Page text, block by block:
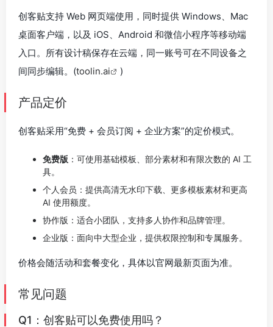
创客贴支持 Web 网页端使用，同时提供 Windows、Mac
桌面客户端，以及 iOS、Android 和微信小程序等移动端
入口。所有设计稿保存在云端，同一账号可在不同设备之
间同步编辑。(toolin.ai )
产品定价
创客贴采用“免费 + 会员订阅 + 企业方案”的定价模式。
免费版 ：可使用基础模板、部分素材和有限次数的 AI 工
具。
个人会员：提供高清无水印下载、更多模板素材和更高
AI 使用额度。
协作版：适合小团队，支持多人协作和品牌管理。
企业版：面向中大型企业，提供权限控制和专属服务。
价格会随活动和套餐变化，具体以官网最新页面为准。
常见问题
Q1：创客贴可以免费使用吗？